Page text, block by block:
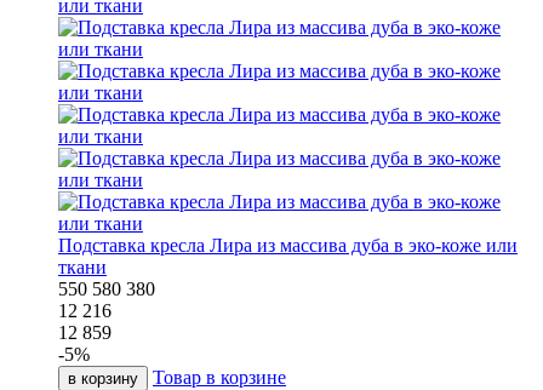
Подставка кресла Лира из массива дуба в эко-коже или
ткани
550 580 380
12 216
12 859
-5%
в корзину Товар в корзине